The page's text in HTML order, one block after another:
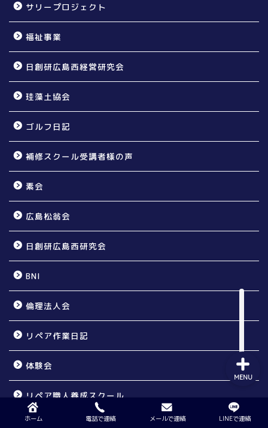
サリープロジェクト
福祉事業
日創研広島西経営研究会
珪藻土協会
ゴルフ日記
補修スクール受講者様の声
素会
広島松翁会
日創研広島西研究会
BNI
倫理法人会
リペア作業日記
体験会
リペア職人養成スクール
プライベート
ホーム 電話で連絡 メールで連絡 LINEで連絡
MENU